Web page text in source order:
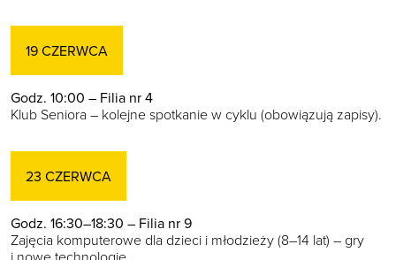
19 CZERWCA
Godz. 10:00 – Filia nr 4
Klub Seniora – kolejne spotkanie w cyklu (obowiązują zapisy).
23 CZERWCA
Godz. 16:30–18:30 – Filia nr 9
Zajęcia komputerowe dla dzieci i młodzieży (8–14 lat) – gry